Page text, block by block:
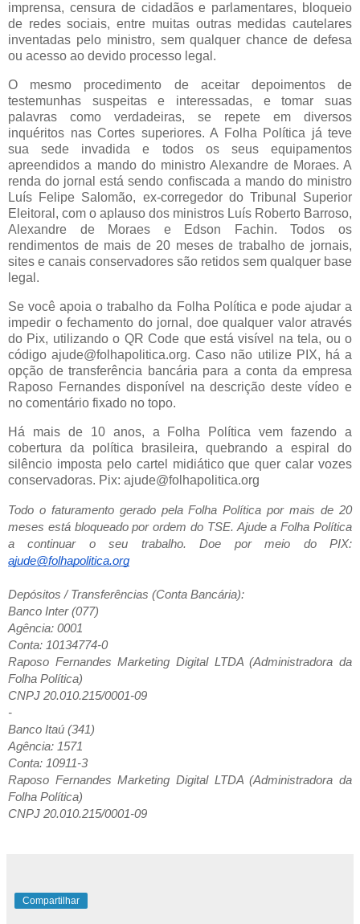
imprensa, censura de cidadãos e parlamentares, bloqueio
de redes sociais, entre muitas outras medidas cautelares
inventadas pelo ministro, sem qualquer chance de defesa
ou acesso ao devido processo legal.
O mesmo procedimento de aceitar depoimentos de
testemunhas suspeitas e interessadas, e tomar suas
palavras como verdadeiras, se repete em diversos
inquéritos nas Cortes superiores. A Folha Política já teve
sua sede invadida e todos os seus equipamentos
apreendidos a mando do ministro Alexandre de Moraes. A
renda do jornal está sendo confiscada a mando do ministro
Luís Felipe Salomão, ex-corregedor do Tribunal Superior
Eleitoral, com o aplauso dos ministros Luís Roberto Barroso,
Alexandre de Moraes e Edson Fachin. Todos os
rendimentos de mais de 20 meses de trabalho de jornais,
sites e canais conservadores são retidos sem qualquer base
legal.
Se você apoia o trabalho da Folha Política e pode ajudar a
impedir o fechamento do jornal, doe qualquer valor através
do Pix, utilizando o QR Code que está visível na tela, ou o
código ajude@folhapolitica.org. Caso não utilize PIX, há a
opção de transferência bancária para a conta da empresa
Raposo Fernandes disponível na descrição deste vídeo e
no comentário fixado no topo.
Há mais de 10 anos, a Folha Política vem fazendo a
cobertura da política brasileira, quebrando a espiral do
silêncio imposta pelo cartel midiático que quer calar vozes
conservadoras. Pix: ajude@folhapolitica.org
Todo o faturamento gerado pela Folha Política por mais de 20
meses está bloqueado por ordem do TSE. Ajude a Folha Política
a continuar o seu trabalho. Doe por meio do PIX:
ajude@folhapolitica.org
Depósitos / Transferências (Conta Bancária):
Banco Inter (077)
Agência: 0001
Conta: 10134774-0
Raposo Fernandes Marketing Digital LTDA (Administradora da
Folha Política)
CNPJ 20.010.215/0001-09
-
Banco Itaú (341)
Agência: 1571
Conta: 10911-3
Raposo Fernandes Marketing Digital LTDA (Administradora da
Folha Política)
CNPJ 20.010.215/0001-09
Compartilhar